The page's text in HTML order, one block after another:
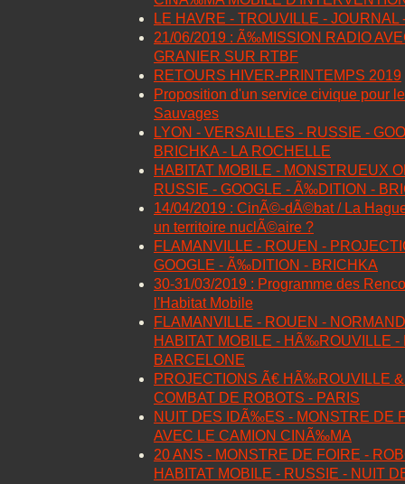
LE HAVRE - TROUVILLE - JOURNAL
21/06/2019 : Ã‰MISSION RADIO
GRANIER SUR RTBF
RETOURS HIVER-PRINTEMPS 2019
Proposition d'un service civique pour
Sauvages
LYON - VERSAILLES - RUSSIE -
BRICHKA - LA ROCHELLE
HABITAT MOBILE - MONSTRUEUX
RUSSIE - GOOGLE - Ã‰DITION -
14/04/2019 : CinÃ©-dÃ©bat / La
un territoire nuclÃ©aire ?
FLAMANVILLE - ROUEN -
GOOGLE - Ã‰DITION - BRICHKA
30-31/03/2019 : Programme des
l'Habitat Mobile
FLAMANVILLE - ROUEN -
HABITAT MOBILE - HÃ‰ROUVILLE -
BARCELONE
PROJECTIONS Ã€ HÃ‰ROUVILLE
COMBAT DE ROBOTS - PARIS
NUIT DES IDÃ‰ES - MONSTRE DE
AVEC LE CAMION CINÃ‰MA
20 ANS - MONSTRE DE FOIRE -
HABITAT MOBILE - RUSSIE - NUIT